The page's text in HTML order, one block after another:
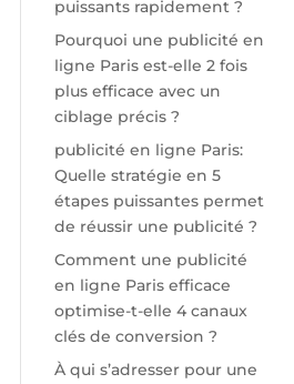
puissants rapidement ?
Pourquoi une publicité en
ligne Paris est-elle 2 fois
plus efficace avec un
ciblage précis ?
publicité en ligne Paris:
Quelle stratégie en 5
étapes puissantes permet
de réussir une publicité ?
Comment une publicité
en ligne Paris efficace
optimise-t-elle 4 canaux
clés de conversion ?
À qui s’adresser pour une